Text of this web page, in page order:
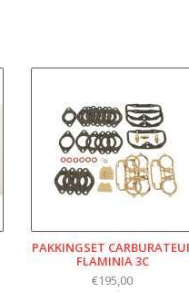
PAKKINGSET
FLAMINIA 3C
€195,00